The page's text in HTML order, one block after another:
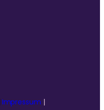
Impressum |